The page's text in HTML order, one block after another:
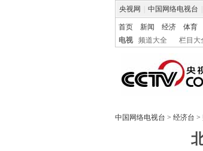
央视网 中国网络电视台
首页 新闻 经济 体育
电视
频道大全 栏目大
中国网络电视台 > 经济台 >